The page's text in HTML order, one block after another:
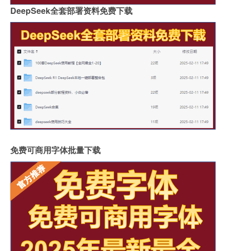
DeepSeek全套部署资料免费下载
免费可商用字体批量下载